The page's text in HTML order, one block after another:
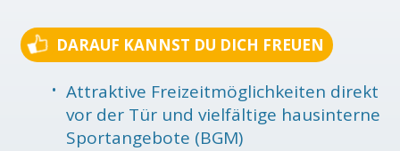
DARAUF KANNST DU DICH FREUEN
Attraktive Freizeitmöglichkeiten direkt
vor der Tür und vielfältige hausinterne
Sportangebote (BGM)